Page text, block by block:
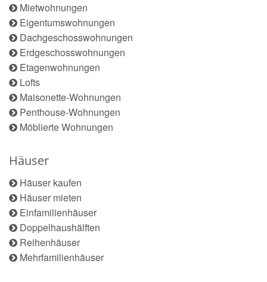
Mietwohnungen
Eigentumswohnungen
Dachgeschosswohnungen
Erdgeschosswohnungen
Etagenwohnungen
Lofts
Maisonette-Wohnungen
Penthouse-Wohnungen
Möblierte Wohnungen
Häuser
Häuser kaufen
Häuser mieten
Einfamilienhäuser
Doppelhaushälften
Reihenhäuser
Mehrfamilienhäuser